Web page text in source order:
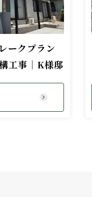
ークプラン
工事｜K様邸